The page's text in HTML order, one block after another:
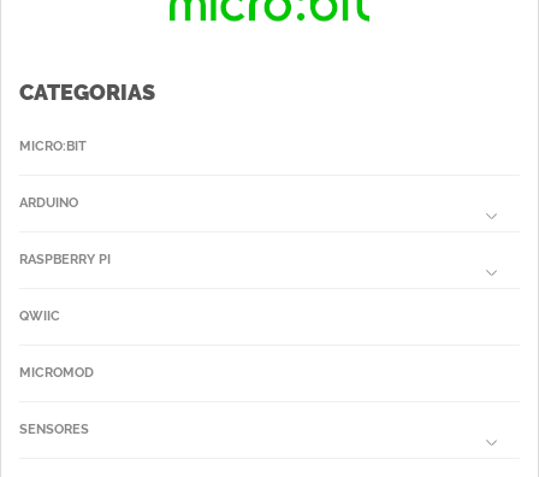
CATEGORIAS
MICRO:BIT
ARDUINO
RASPBERRY PI
QWIIC
MICROMOD
SENSORES